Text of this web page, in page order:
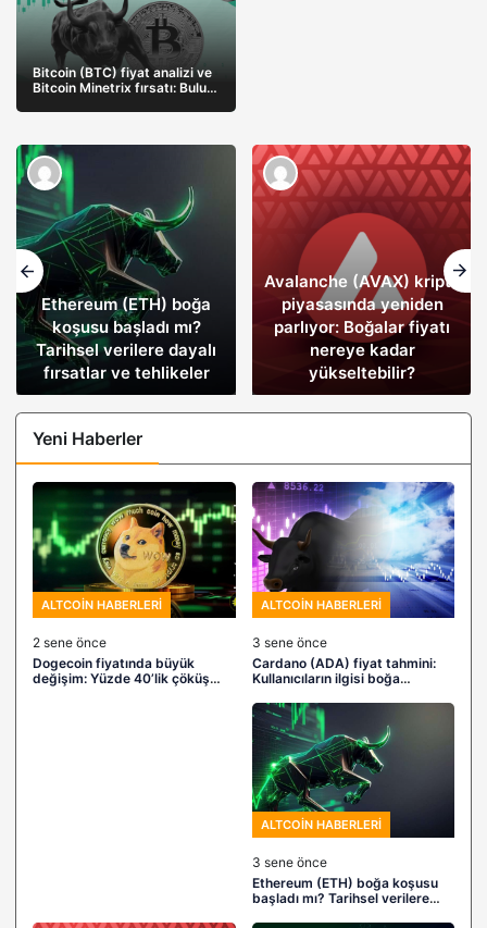
Bitcoin (BTC) fiyat analizi ve
Bitcoin Minetrix fırsatı: Bulut
Ethereum (ETH) boğa
koşusu başladı mı?
Tarihsel verilere dayalı
fırsatlar ve tehlikeler
Avalanche (AVAX) kripto
piyasasında yeniden
parlıyor: Boğalar fiyatı
nereye kadar
yükseltebilir?
Yeni Haberler
ALTCOIN HABERLERI
2 sene önce
Dogecoin fiyatında büyük
değişim: Yüzde 40’lik çöküş
ALTCOIN HABERLERI
3 sene önce
Cardano (ADA) fiyat tahmini:
Kullanıcıların ilgisi boğa
ALTCOIN HABERLERI
3 sene önce
Ethereum (ETH) boğa koşusu
başladı mı? Tarihsel verilere